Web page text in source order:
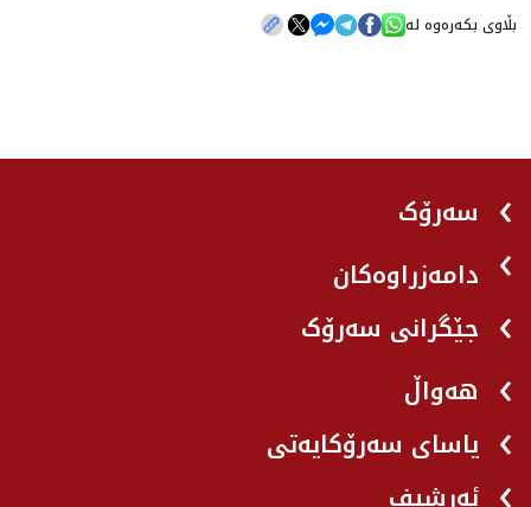
بڵاوی بکەرەوە لە
سەرۆک
دامەزراوەکان
جێگرانی سه‌رۆک
هه‌واڵ
یاسای سەرۆکایەتی
ئەرشیف